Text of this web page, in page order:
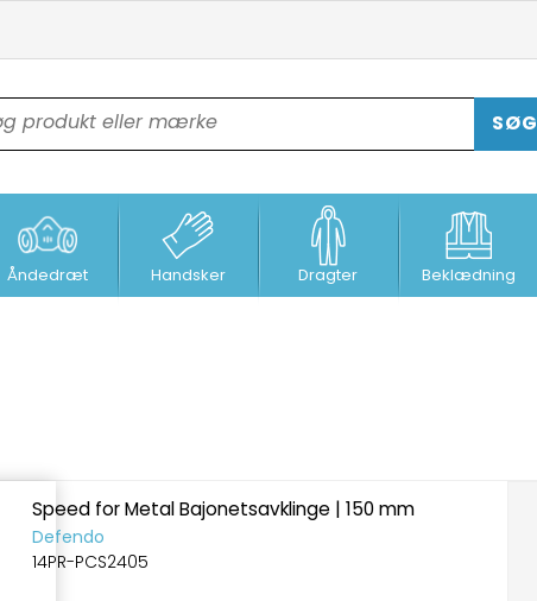
SØG
Åndedræt Handsker Dragter Beklædning
Speed for Metal Bajonetsavklinge | 150 mm
Defendo
14PR-PCS2405